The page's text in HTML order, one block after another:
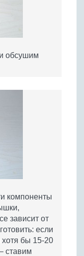
обсушим
компоненты
зависит от
если
бы 15-20
ставим